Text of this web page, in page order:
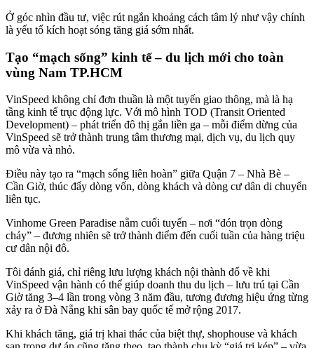
Ở góc nhìn đầu tư, việc rút ngắn khoảng cách tâm lý như vậy chính
là yếu tố kích hoạt sóng tăng giá sớm nhất.
Tạo “mạch sống” kinh tế – du lịch mới cho toàn
vùng Nam TP.HCM
VinSpeed không chỉ đơn thuần là một tuyến giao thông, mà là hạ
tầng kinh tế trục động lực. Với mô hình TOD (Transit Oriented
Development) – phát triển đô thị gắn liền ga – mỗi điểm dừng của
VinSpeed sẽ trở thành trung tâm thương mại, dịch vụ, du lịch quy
mô vừa và nhỏ.
Điều này tạo ra “mạch sống liên hoàn” giữa Quận 7 – Nhà Bè –
Cần Giờ, thúc đẩy dòng vốn, dòng khách và dòng cư dân di chuyển
liên tục.
Vinhome Green Paradise nằm cuối tuyến – nơi “đón trọn dòng
chảy” – đương nhiên sẽ trở thành điểm đến cuối tuần của hàng triệu
cư dân nội đô.
Tôi đánh giá, chỉ riêng lưu lượng khách nội thành đổ về khi
VinSpeed vận hành có thể giúp doanh thu du lịch – lưu trú tại Cần
Giờ tăng 3–4 lần trong vòng 3 năm đầu, tương đương hiệu ứng từng
xảy ra ở Đà Nẵng khi sân bay quốc tế mở rộng 2017.
Khi khách tăng, giá trị khai thác của biệt thự, shophouse và khách